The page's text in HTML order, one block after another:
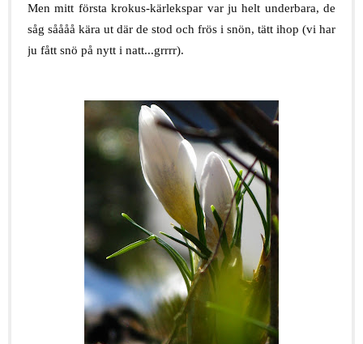
Men mitt första krokus-kärlekspar var ju helt underbara, de
såg såååå kära ut där de stod och frös i snön, tätt ihop (vi har
ju fått snö på nytt i natt...grrrr).